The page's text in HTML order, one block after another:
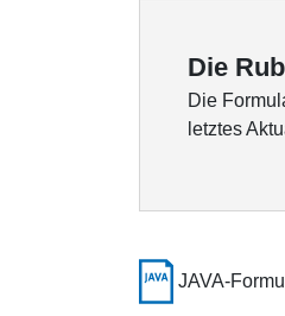
Die
Die
letztes
JAVA-